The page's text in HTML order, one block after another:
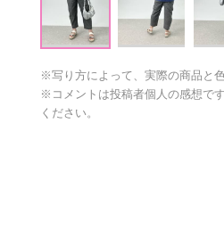
※写り方によって、実際の商品と
※コメントは投稿者個人の感想で
ください。